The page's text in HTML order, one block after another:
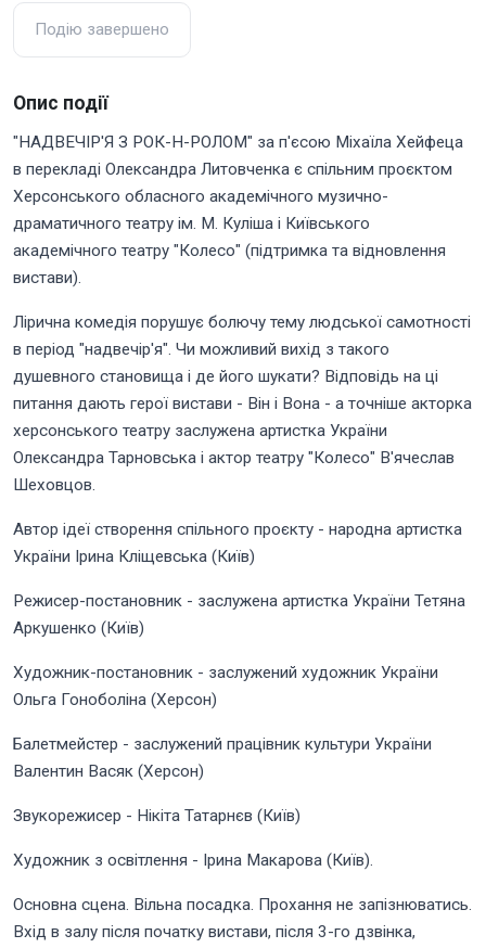
Подію завершено
Опис події
"НАДВЕЧІР'Я З РОК-Н-РОЛОМ" за п'єсою Міхаїла Хейфеца
в перекладі Олександра Литовченка є спільним проєктом
Херсонського обласного академічного музично-
драматичного театру ім. М. Куліша і Київського
академічного театру "Колесо" (підтримка та відновлення
вистави).
Лірична комедія порушує болючу тему людської самотності
в період "надвечір'я". Чи можливий вихід з такого
душевного становища і де його шукати? Відповідь на ці
питання дають герої вистави - Він і Вона - а точніше акторка
херсонського театру заслужена артистка України
Олександра Тарновська і актор театру "Колесо" В'ячеслав
Шеховцов.
Автор ідеї створення спільного проєкту - народна артистка
України Ірина Кліщевська (Київ)
Режисер-постановник - заслужена артистка України Тетяна
Аркушенко (Київ)
Художник-постановник - заслужений художник України
Ольга Гоноболіна (Херсон)
Балетмейстер - заслужений працівник культури України
Валентин Васяк (Херсон)
Звукорежисер - Нікіта Татарнєв (Київ)
Художник з освітлення - Ірина Макарова (Київ).
Основна сцена. Вільна посадка. Прохання не запізнюватись.
Вхід в залу після початку вистави, після 3-го дзвінка,